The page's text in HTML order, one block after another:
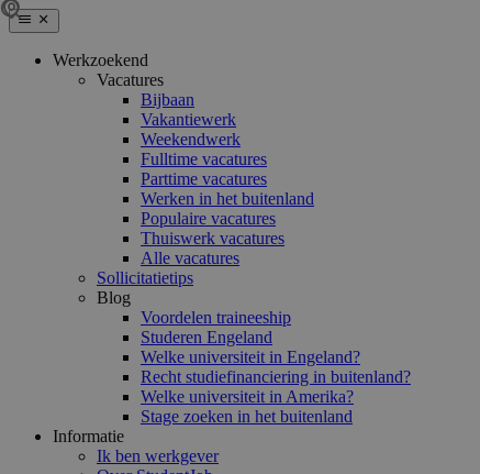
Werkzoekend
Vacatures
Bijbaan
Vakantiewerk
Weekendwerk
Fulltime vacatures
Parttime vacatures
Werken in het buitenland
Populaire vacatures
Thuiswerk vacatures
Alle vacatures
Sollicitatietips
Blog
Voordelen traineeship
Studeren Engeland
Welke universiteit in Engeland?
Recht studiefinanciering in buitenland?
Welke universiteit in Amerika?
Stage zoeken in het buitenland
Informatie
Ik ben werkgever